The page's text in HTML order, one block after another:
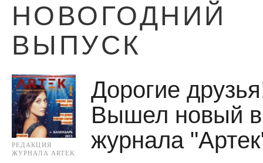
НОВОГОДНИЙ
ВЫПУСК
РЕДАКЦИЯ
ЖУРНАЛА ARTEK
Дорогие
Вышел новый
журнала